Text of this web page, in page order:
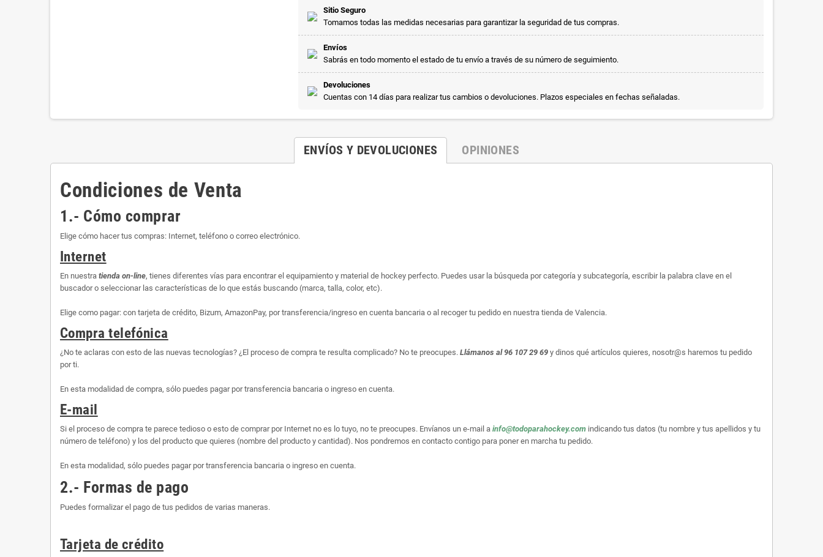
Sitio Seguro
Tomamos todas las medidas necesarias para garantizar la seguridad de tus compras.
Envíos
Sabrás en todo momento el estado de tu envío a través de su número de seguimiento.
Devoluciones
Cuentas con 14 días para realizar tus cambios o devoluciones. Plazos especiales en fechas señaladas.
ENVÍOS Y DEVOLUCIONES OPINIONES
Condiciones de Venta
1.- Cómo comprar
Elige cómo hacer tus compras: Internet, teléfono o correo electrónico.
Internet
En nuestra tienda on-line, tienes diferentes vías para encontrar el equipamiento y material de hockey perfecto. Puedes usar la búsqueda por categoría y subcategoría, escribir la palabra clave en el
buscador o seleccionar las características de lo que estás buscando (marca, talla, color, etc).
Elige como pagar: con tarjeta de crédito, Bizum, AmazonPay, por transferencia/ingreso en cuenta bancaria o al recoger tu pedido en nuestra tienda de Valencia.
Compra telefónica
¿No te aclaras con esto de las nuevas tecnologías? ¿El proceso de compra te resulta complicado? No te preocupes. Llámanos al 96 107 29 69 y dinos qué artículos quieres, nosotr@s haremos tu pedido
por ti.
En esta modalidad de compra, sólo puedes pagar por transferencia bancaria o ingreso en cuenta.
E-mail
Si el proceso de compra te parece tedioso o esto de comprar por Internet no es lo tuyo, no te preocupes. Envíanos un e-mail a info@todoparahockey.com indicando tus datos (tu nombre y tus apellidos y tu
número de teléfono) y los del producto que quieres (nombre del producto y cantidad). Nos pondremos en contacto contigo para poner en marcha tu pedido.
En esta modalidad, sólo puedes pagar por transferencia bancaria o ingreso en cuenta.
2.- Formas de pago
Puedes formalizar el pago de tus pedidos de varias maneras.
Tarjeta de crédito